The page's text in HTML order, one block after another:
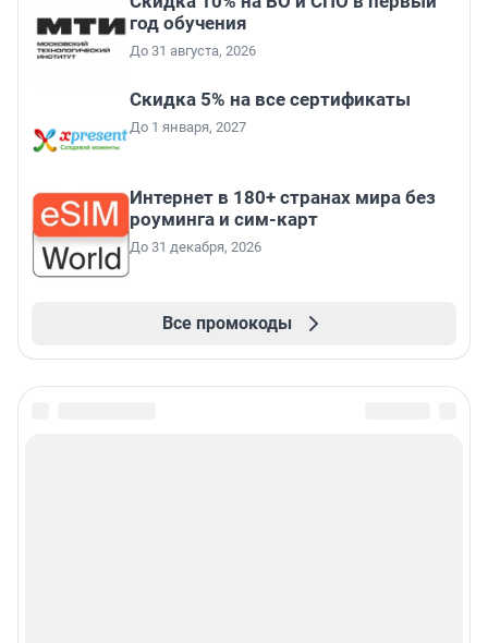
год обучения
До 31 августа, 2026
Скидка 5% на все сертификаты
До 1 января, 2027
Интернет в 180+ странах мира без
роуминга и сим-карт
До 31 декабря, 2026
Все промокоды